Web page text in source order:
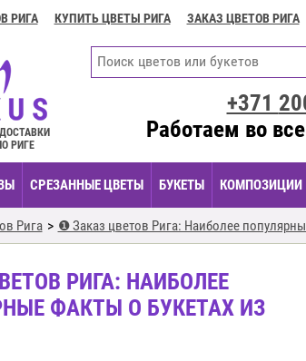
РИГА КУПИТЬ ЦВЕТЫ РИГА ЗАКАЗ ЦВЕТОВ РИГА
РИГЕ
+371
Работаем во
СРЕЗАННЫЕ ЦВЕТЫ БУКЕТЫ КОМПОЗИЦИИ
Рига ❶ Заказ цветов Рига: Наиболее
РИГА: НАИБОЛЕЕ
ФАКТЫ О БУКЕТАХ ИЗ